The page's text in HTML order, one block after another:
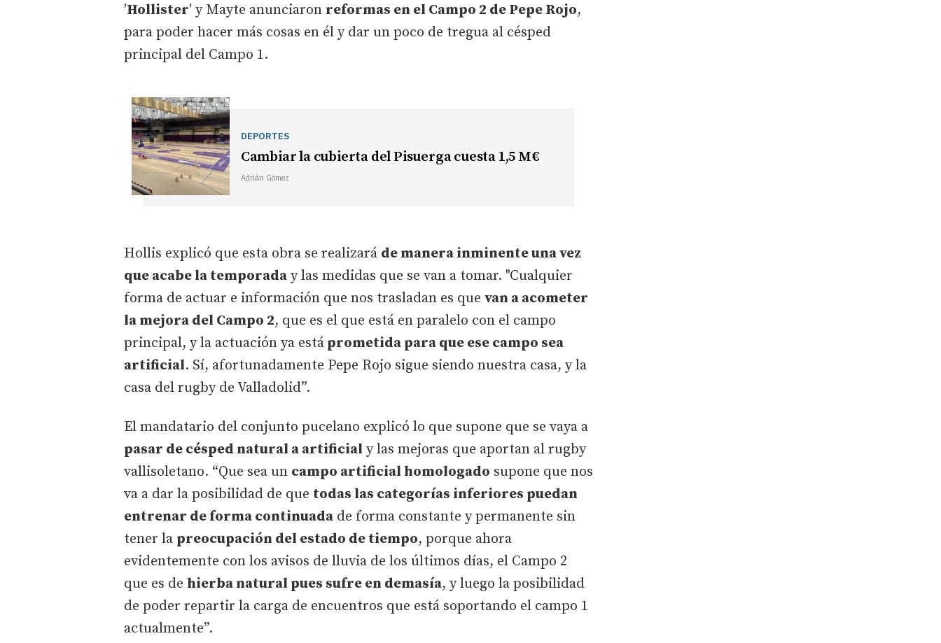
'Hollister' y Mayte anunciaron reformas en el Campo 2 de Pepe Rojo,
para poder hacer más cosas en él y dar un poco de tregua al césped
principal del Campo 1.
DEPORTES
Cambiar la cubierta del Pisuerga cuesta 1,5 M€
Adrián Gómez
Hollis explicó que esta obra se realizará de manera inminente una vez
que acabe la temporada y las medidas que se van a tomar. "Cualquier
forma de actuar e información que nos trasladan es que van a acometer
la mejora del Campo 2, que es el que está en paralelo con el campo
principal, y la actuación ya está prometida para que ese campo sea
artificial. Sí, afortunadamente Pepe Rojo sigue siendo nuestra casa, y la
casa del rugby de Valladolid”.
El mandatario del conjunto pucelano explicó lo que supone que se vaya a
pasar de césped natural a artificial y las mejoras que aportan al rugby
vallisoletano. “Que sea un campo artificial homologado supone que nos
va a dar la posibilidad de que todas las categorías inferiores puedan
entrenar de forma continuada de forma constante y permanente sin
tener la preocupación del estado de tiempo, porque ahora
evidentemente con los avisos de lluvia de los últimos días, el Campo 2
que es de hierba natural pues sufre en demasía, y luego la posibilidad
de poder repartir la carga de encuentros que está soportando el campo 1
actualmente”.